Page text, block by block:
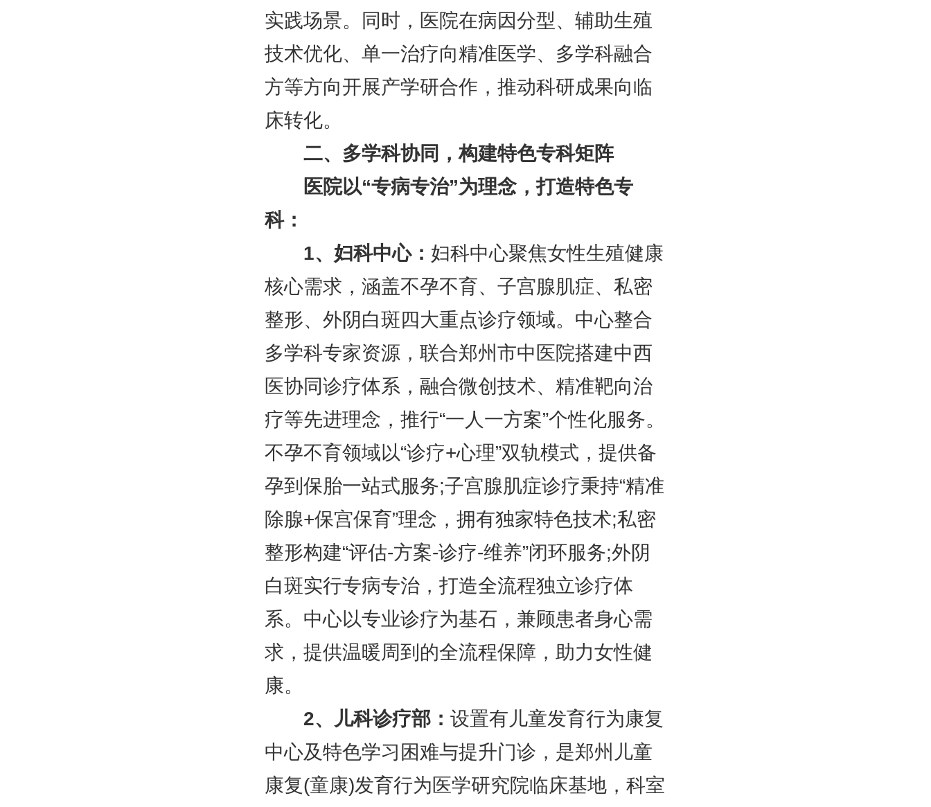
实践场景。同时，医院在病因分型、辅助生殖
技术优化、单一治疗向精准医学、多学科融合
方等方向开展产学研合作，推动科研成果向临
床转化。
二、多学科协同，构建特色专科矩阵
医院以“专病专治”为理念，打造特色专
科：
1、妇科中心： 妇科中心聚焦女性生殖健康
核心需求，涵盖不孕不育、子宫腺肌症、私密
整形、外阴白斑四大重点诊疗领域。中心整合
多学科专家资源，联合郑州市中医院搭建中西
医协同诊疗体系，融合微创技术、精准靶向治
疗等先进理念，推行“一人一方案”个性化服务。
不孕不育领域以“诊疗+心理”双轨模式，提供备
孕到保胎一站式服务;子宫腺肌症诊疗秉持“精准
除腺+保宫保育”理念，拥有独家特色技术;私密
整形构建“评估-方案-诊疗-维养”闭环服务;外阴
白斑实行专病专治，打造全流程独立诊疗体
系。中心以专业诊疗为基石，兼顾患者身心需
求，提供温暖周到的全流程保障，助力女性健
康。
2、儿科诊疗部： 设置有儿童发育行为康复
中心及特色学习困难与提升门诊，是郑州儿童
康复(童康)发育行为医学研究院临床基地，科室